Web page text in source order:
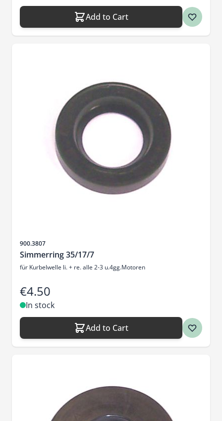
Add to Cart
Sku
900.3807
Simmerring 35/17/7
für Kurbelwelle li. + re. alle 2-3 u.4gg.Motoren
€4.50
In stock
Add to Cart